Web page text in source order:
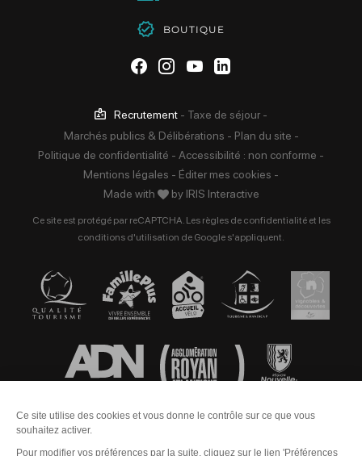
BOUTIQUE
Suivez-nous sur Facebook
Suivez-nous sur
Suivez-nous sur
Suivez-nous sur
Recrutement - Taxe de séjour -
Marchés publics & Délibérations - Plan du site -
Politique de confidentialité - Accessibilité : non conforme -
Mentions légales - Éditer mes cookies -
Made with
by IRIS Interactive
Ce site est protégé par reCAPTCHA. Les règles de confidentialitéet les
conditions d'utilisation de Google s'appliquent.